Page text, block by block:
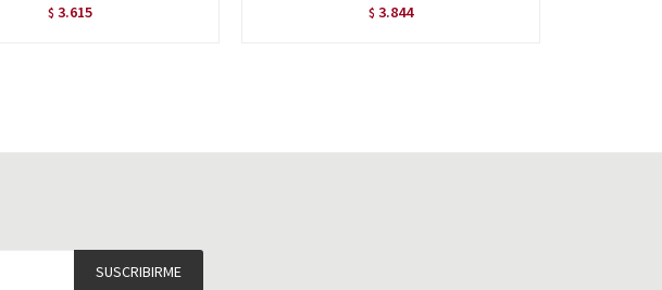
$ 3.615 $ 3.844
SUSCRIBIRME